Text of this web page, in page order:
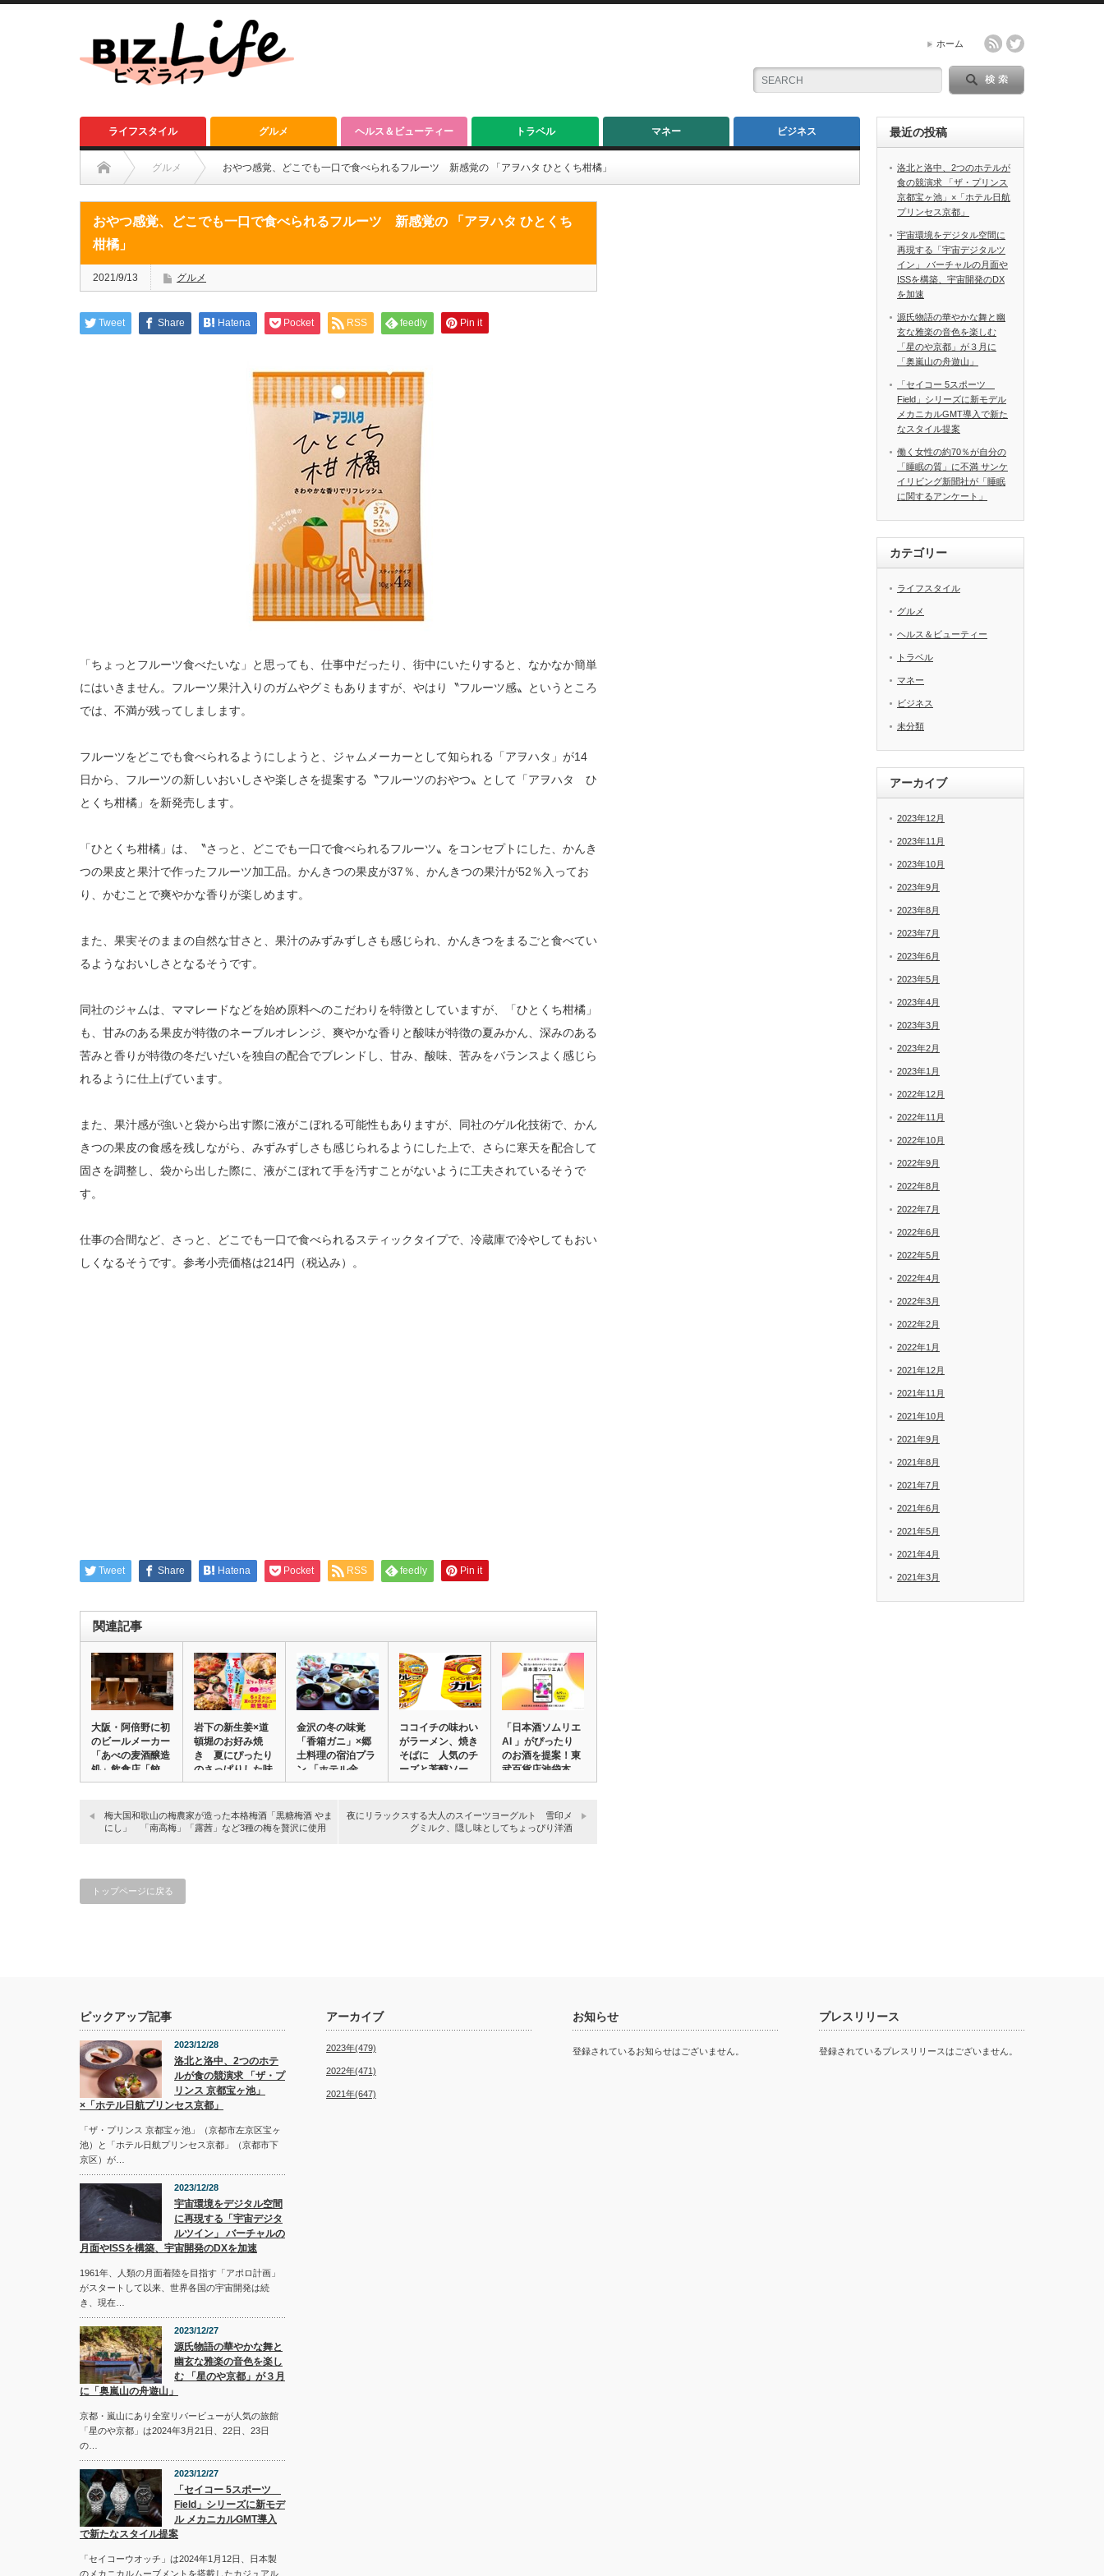
ホーム
ライフスタイル グルメ ヘルス＆ビューティー トラベル マネー ビジネス
グルメ おやつ感覚、どこでも一口で食べられるフルーツ 新感覚の 「アヲハタ ひとくち柑橘」
おやつ感覚、どこでも一口で食べられるフルーツ 新感覚の 「アヲハタ ひとくち
柑橘」
2021/9/13 グルメ
Tweet Share Hatena Pocket RSS feedly Pin it
「ちょっとフルーツ食べたいな」と思っても、仕事中だったり、街中にいたりすると、なかなか簡単
にはいきません。フルーツ果汁入りのガムやグミもありますが、やはり〝フルーツ感〟というところ
では、不満が残ってしまします。
フルーツをどこでも食べられるようにしようと、ジャムメーカーとして知られる「アヲハタ」が14
日から、フルーツの新しいおいしさや楽しさを提案する〝フルーツのおやつ〟として「アヲハタ ひ
とくち柑橘」を新発売します。
「ひとくち柑橘」は、〝さっと、どこでも一口で食べられるフルーツ〟をコンセプトにした、かんき
つの果皮と果汁で作ったフルーツ加工品。かんきつの果皮が37％、かんきつの果汁が52％入ってお
り、かむことで爽やかな香りが楽しめます。
また、果実そのままの自然な甘さと、果汁のみずみずしさも感じられ、かんきつをまるごと食べてい
るようなおいしさとなるそうです。
同社のジャムは、ママレードなどを始め原料へのこだわりを特徴としていますが、「ひとくち柑橘」
も、甘みのある果皮が特徴のネーブルオレンジ、爽やかな香りと酸味が特徴の夏みかん、深みのある
苦みと香りが特徴の冬だいだいを独自の配合でブレンドし、甘み、酸味、苦みをバランスよく感じら
れるように仕上げています。
また、果汁感が強いと袋から出す際に液がこぼれる可能性もありますが、同社のゲル化技術で、かん
きつの果皮の食感を残しながら、みずみずしさも感じられるようにした上で、さらに寒天を配合して
固さを調整し、袋から出した際に、液がこぼれて手を汚すことがないように工夫されているそうで
す。
仕事の合間など、さっと、どこでも一口で食べられるスティックタイプで、冷蔵庫で冷やしてもおい
しくなるそうです。参考小売価格は214円（税込み）。
Tweet Share Hatena Pocket RSS feedly Pin it
関連記事
大阪・阿倍野に初
のビールメーカー
「あべの麦酒醸造
処」飲食店「餃
子…
岩下の新生姜×道
頓堀のお好み焼
き 夏にぴったり
のさっぱりした味
わ…
金沢の冬の味覚
「香箱ガニ」×郷
土料理の宿泊プラ
ン 「ホテル金
沢」…
ココイチの味わい
がラーメン、焼き
そばに 人気のチ
ーズと芳醇ソー
ス…
「日本酒ソムリエ
AI 」がぴったり
のお酒を提案！東
武百貨店池袋本…
梅大国和歌山の梅農家が造った本格梅酒「黒糖梅酒 やま
にし」 「南高梅」「露茜」など3種の梅を贅沢に使用
夜にリラックスする大人のスイーツヨーグルト 雪印メ
グミルク、隠し味としてちょっぴり洋酒
トップページに戻る
最近の投稿
洛北と洛中、2つのホテルが
食の競演求 「ザ・プリンス
京都宝ヶ池」×「ホテル日航
プリンセス京都」
宇宙環境をデジタル空間に
再現する「宇宙デジタルツ
イン」 バーチャルの月面や
ISSを構築、宇宙開発のDX
を加速
源氏物語の華やかな舞と幽
玄な雅楽の音色を楽しむ
「星のや京都」が３月に
「奥嵐山の舟遊山」
「セイコー 5スポーツ
Field」シリーズに新モデル
メカニカルGMT導入で新た
なスタイル提案
働く女性の約70％が自分の
「睡眠の質」に不満 サンケ
イリビング新聞社が「睡眠
に関するアンケート」
カテゴリー
ライフスタイル
グルメ
ヘルス＆ビューティー
トラベル
マネー
ビジネス
未分類
アーカイブ
2023年12月
2023年11月
2023年10月
2023年9月
2023年8月
2023年7月
2023年6月
2023年5月
2023年4月
2023年3月
2023年2月
2023年1月
2022年12月
2022年11月
2022年10月
2022年9月
2022年8月
2022年7月
2022年6月
2022年5月
2022年4月
2022年3月
2022年2月
2022年1月
2021年12月
2021年11月
2021年10月
2021年9月
2021年8月
2021年7月
2021年6月
2021年5月
2021年4月
2021年3月
ピックアップ記事
2023/12/28
洛北と洛中、2つのホテ
ルが食の競演求 「ザ・プ
リンス 京都宝ヶ池」
×「ホテル日航プリンセス京都」
「ザ・プリンス 京都宝ヶ池」（京都市左京区宝ヶ
池）と「ホテル日航プリンセス京都」（京都市下
京区）が…
2023/12/28
宇宙環境をデジタル空間
に再現する「宇宙デジタ
ルツイン」 バーチャルの
月面やISSを構築、宇宙開発のDXを加速
1961年、人類の月面着陸を目指す「アポロ計画」
がスタートして以来、世界各国の宇宙開発は続
き、現在…
2023/12/27
源氏物語の華やかな舞と
幽玄な雅楽の音色を楽し
む 「星のや京都」が３月
に「奥嵐山の舟遊山」
京都・嵐山にあり全室リバービューが人気の旅館
「星のや京都」は2024年3月21日、22日、23日
の…
2023/12/27
「セイコー 5スポーツ
Field」シリーズに新モデ
ル メカニカルGMT導入
で新たなスタイル提案
「セイコーウオッチ」は2024年1月12日、日本製
のメカニカルムーブメントを搭載したカジュアル
アーカイブ
2023年(479)
2022年(471)
2021年(647)
お知らせ
登録されているお知らせはございません。
プレスリリース
登録されているプレスリリースはございません。